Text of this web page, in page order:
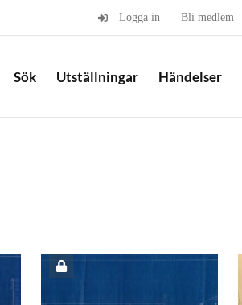
Logga in Bli medlem
Sök Utställningar Händelser